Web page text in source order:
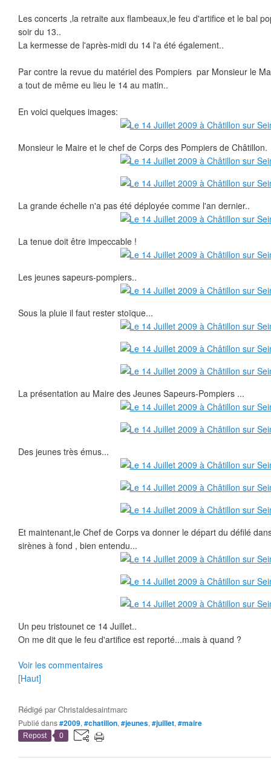
Les concerts ,la retraite aux flambeaux,le feu d'artifice et le bal
soir du 13..
La kermesse de l'après-midi du 14 l'a été également..
Par contre la revue du matériel des Pompiers par Monsieur le
a tout de même eu lieu le 14 au matin..
En voici quelques images:
Monsieur le Maire et le chef de Corps des Pompiers de Châtillon.
La grande échelle n'a pas été déployée comme l'an dernier..
La tenue doit être impeccable !
Les jeunes sapeurs-pompiers..
Sous la pluie il faut rester stoïque...
La présentation au Maire des Jeunes Sapeurs-Pompiers ...
Des jeunes très émus...
Et maintenant,le Chef de Corps va donner le départ du défilé
sirènes à fond , bien entendu...
Un peu tristounet ce 14 Juillet..
On me dit que le feu d'artifice est reporté...mais à quand ?
Voir les commentaires
[Haut]
Rédigé parChristaldesaintmarc
Publié dans#2009, #chatillon, #jeunes, #juillet, #maire
Repost 0